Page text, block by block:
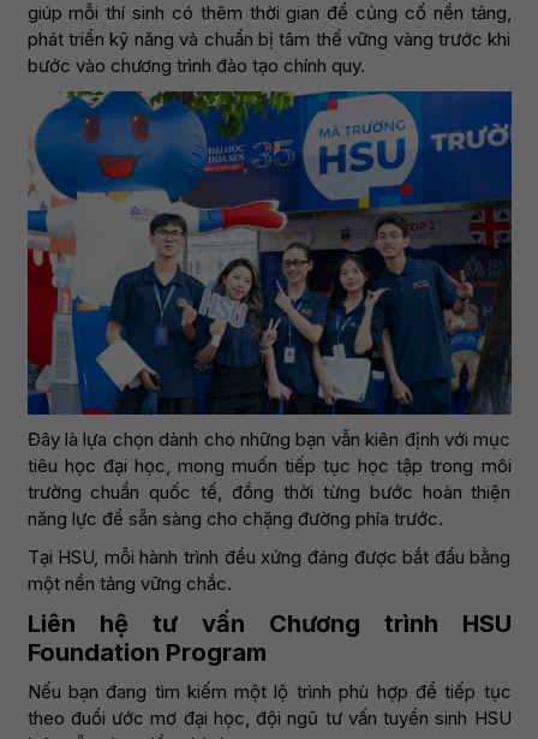
giúp mỗi thí sinh có thêm thời gian để củng cố nền tảng,
phát triển kỹ năng và chuẩn bị tâm thế vững vàng trước khi
bước vào chương trình đào tạo chính quy.
Đây là lựa chọn dành cho những bạn vẫn kiên định với mục
tiêu học đại học, mong muốn tiếp tục học tập trong môi
trường chuẩn quốc tế, đồng thời từng bước hoàn thiện
năng lực để sẵn sàng cho chặng đường phía trước.
Tại HSU, mỗi hành trình đều xứng đáng được bắt đầu bằng
một nền tảng vững chắc.
Liên hệ tư vấn Chương trình HSU
Foundation Program
Nếu bạn đang tìm kiếm một lộ trình phù hợp để tiếp tục
theo đuổi ước mơ đại học, đội ngũ tư vấn tuyển sinh HSU